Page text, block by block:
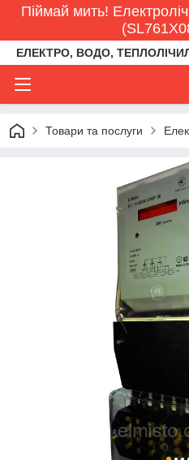
Піймай мить!
ЕЛЕКТРО, ВОДО,
Товари та послуги